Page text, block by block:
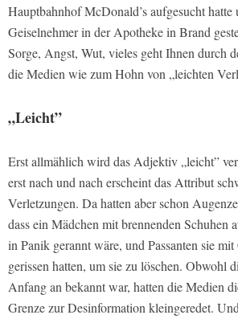
Hauptbahnhof McDonald’s aufgesucht hatte
Geiselnehmer in der Apotheke in Brand
Sorge, Angst, Wut, vieles geht Ihnen durch
die Medien wie zum Hohn von „leichten
„Leicht”
Erst allmählich wird das Adjektiv „leicht”
erst nach und nach erscheint das Attribut
Verletzungen. Da hatten aber schon
dass ein Mädchen mit brennenden Schuhen
in Panik gerannt wäre, und Passanten sie
gerissen hatten, um sie zu löschen. Obwohl
Anfang an bekannt war, hatten die Medien
Grenze zur Desinformation kleingeredet.